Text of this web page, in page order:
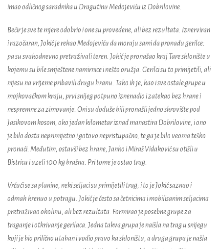
imao odličnog saradnika u Dragutinu Medojeviću iz Dobrilovine.
Bećir je sve te mjere odobrio i one su provedene, ali bez rezultata. Iznerviran
i razočaran, Jokić je rekao Medojeviću da moraju sami da pronađu gerilce:
pa su svakodnevno pretraživali teren. Jokić je pronašao kraj Tare sklonište u
kojemu su bile smještene namirnice i nešto oružja. Gerilci su to primijetili, ali
nijesu na vrijeme pribavili drugu hranu. Tako ih je, kao i sve ostale grupe u
mojkovačkom kraju, prvi snijeg potpuno iznenadio i zatekao bez hrane i
nespremne za zimovanje. Oni su doduše bili pronašli jedno skrovište pod
Jasikovom kosom, oko jedan kilometar iznad manastira Dobrilovine, i ono
je bilo dosta neprimijetno i gotovo nepristupačno, te ga je bilo veoma teško
pronaći. Međutim, ostavši bez hrane, Janko i Miraš Vidaković su otišli u
Bistricu i uzeli 100 kg brašna. Pri tome je ostao trag.
Vrćući se sa planine, neki seljaci su primijetili trag; i to je Jokić saznao i
odmah krenuo u potragu. Jokić je često sa četnicima i mobilisanim seljacima
pretraživao okolinu, ali bez rezultata. Formirao je posebne grupe za
traganje i otkrivanje gerilaca. Jedna takva grupa je naišla na trag u snijegu
koji je bio prilično utaban i vodio pravo ka skloništu, a druga grupa je našla